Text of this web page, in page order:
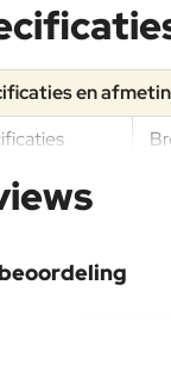
en